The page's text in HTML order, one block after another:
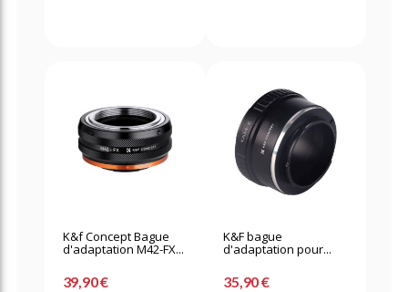
K&f Concept Bague
d'adaptation M42-FX...
39,90 €
K&F bague
d'adaptation pour...
35,90 €